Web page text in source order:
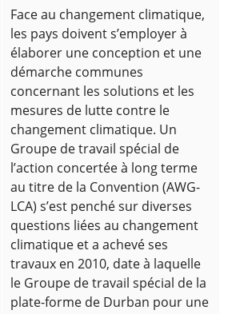
Face au changement climatique,
les pays doivent s’employer à
élaborer une conception et une
démarche communes
concernant les solutions et les
mesures de lutte contre le
changement climatique. Un
Groupe de travail spécial de
l’action concertée à long terme
au titre de la Convention (AWG-
LCA) s’est penché sur diverses
questions liées au changement
climatique et a achevé ses
travaux en 2010, date à laquelle
le Groupe de travail spécial de la
plate-forme de Durban pour une